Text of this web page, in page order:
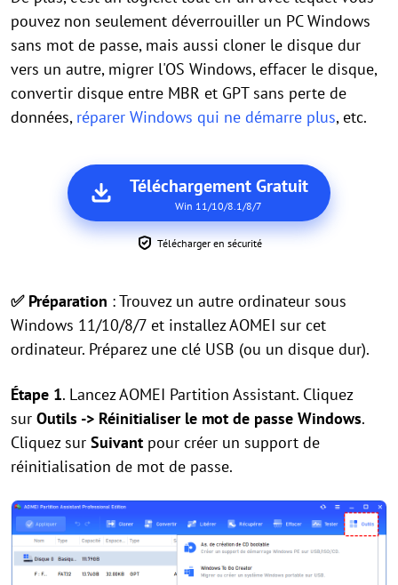
pouvez non seulement déverrouiller un PC Windows
sans mot de passe, mais aussi cloner le disque dur
vers un autre, migrer l'OS Windows, effacer le disque,
convertir disque entre MBR et GPT sans perte de
données, réparer Windows qui ne démarre plus, etc.
Téléchargement Gratuit
Win 11/10/8.1/8/7
Télécharger en sécurité
✅ Préparation : Trouvez un autre ordinateur sous
Windows 11/10/8/7 et installez AOMEI sur cet
ordinateur. Préparez une clé USB (ou un disque dur).
Étape 1. Lancez AOMEI Partition Assistant. Cliquez
sur Outils -> Réinitialiser le mot de passe Windows.
Cliquez sur Suivant pour créer un support de
réinitialisation de mot de passe.